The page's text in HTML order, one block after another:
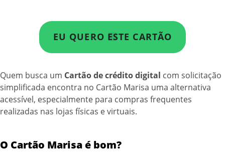
EU QUERO ESTE CARTÃO
Quem busca um Cartão de crédito digital com solicitação
simplificada encontra no Cartão Marisa uma alternativa
acessível, especialmente para compras frequentes
realizadas nas lojas físicas e virtuais.
O Cartão Marisa é bom?